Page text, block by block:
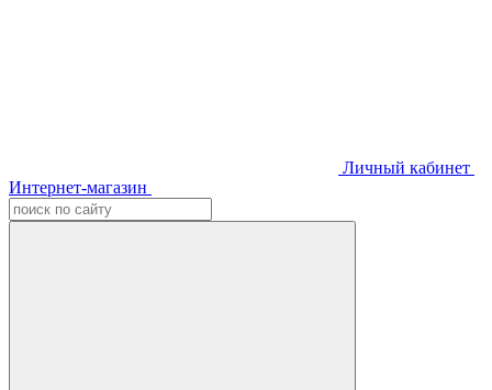
Личный кабинет
Интернет-магазин